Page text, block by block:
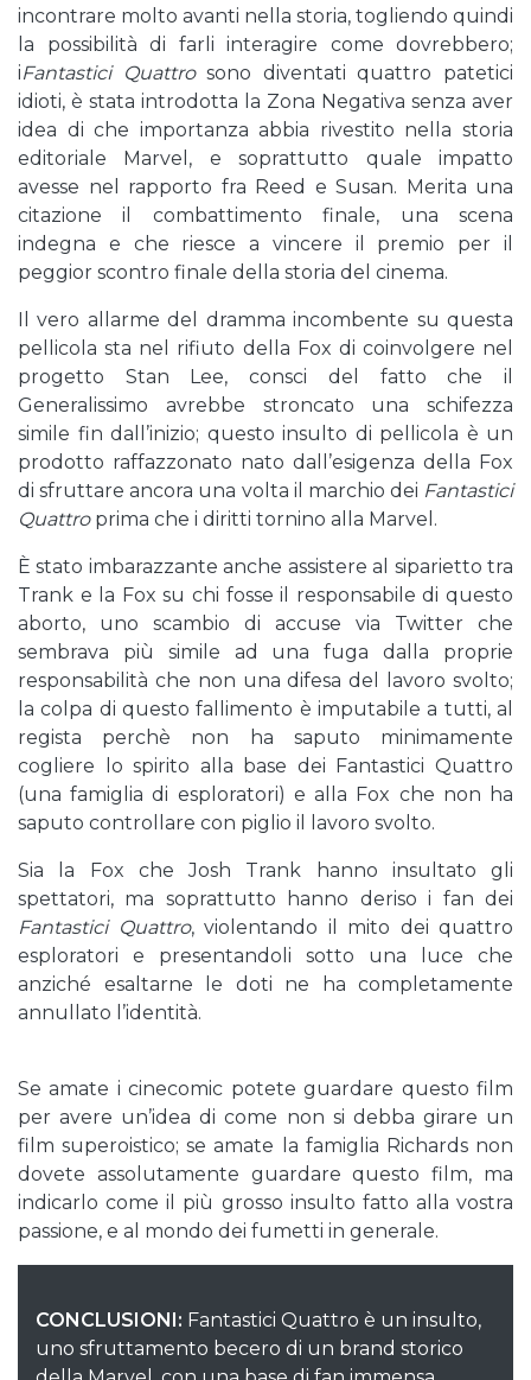
incontrare molto avanti nella storia, togliendo quindi
la possibilità di farli interagire come dovrebbero;
iFantastici Quattrosono diventati quattro patetici
idioti, è stata introdotta la Zona Negativa senza aver
idea di che importanza abbia rivestito nella storia
editoriale Marvel, e soprattutto quale impatto
avesse nel rapporto fra Reed e Susan. Merita una
citazione il combattimento finale, una scena
indegna e che riesce a vincere il premio per il
peggior scontro finale della storia del cinema.
Il vero allarme del dramma incombente su questa
pellicola sta nel rifiuto della Fox di coinvolgere nel
progetto Stan Lee, consci del fatto che il
Generalissimo avrebbe stroncato una schifezza
simile fin dall’inizio; questo insulto di pellicola è un
prodotto raffazzonato nato dall’esigenza della Fox
di sfruttare ancora una volta il marchio dei Fantastici
Quattroprima che i diritti tornino alla Marvel.
È stato imbarazzante anche assistere al siparietto tra
Trank e la Fox su chi fosse il responsabile di questo
aborto, uno scambio di accuse via Twitter che
sembrava più simile ad una fuga dalla proprie
responsabilità che non una difesa del lavoro svolto;
la colpa di questo fallimento è imputabile a tutti, al
regista perchè non ha saputo minimamente
cogliere lo spirito alla base dei Fantastici Quattro
(una famiglia di esploratori) e alla Fox che non ha
saputo controllare con piglio il lavoro svolto.
Sia la Fox che Josh Trank hanno insultato gli
spettatori, ma soprattutto hanno deriso i fan dei
Fantastici Quattro, violentando il mito dei quattro
esploratori e presentandoli sotto una luce che
anziché esaltarne le doti ne ha completamente
annullato l’identità.
Se amate i cinecomic potete guardare questo film
per avere un’idea di come non si debba girare un
film superoistico; se amate la famiglia Richards non
dovete assolutamente guardare questo film, ma
indicarlo come il più grosso insulto fatto alla vostra
passione, e al mondo dei fumetti in generale.
CONCLUSIONI: Fantastici Quattro è un insulto,
uno sfruttamento becero di un brand storico